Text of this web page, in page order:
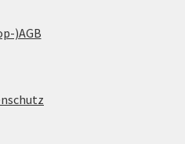
)AGB